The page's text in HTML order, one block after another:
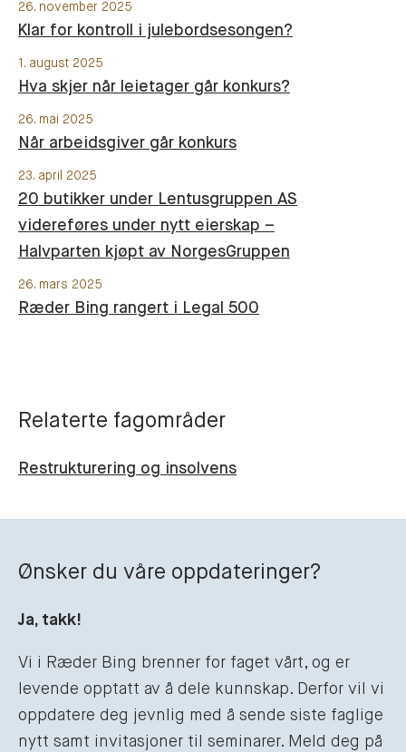
26. november 2025
Klar for kontroll i julebordsesongen?
1. august 2025
Hva skjer når leietager går konkurs?
26. mai 2025
Når arbeidsgiver går konkurs
23. april 2025
20 butikker under Lentusgruppen AS
videreføres under nytt eierskap –
Halvparten kjøpt av NorgesGruppen
26. mars 2025
Ræder Bing rangert i Legal 500
Relaterte fagområder
Restrukturering og insolvens
Ønsker du våre oppdateringer?
Ja, takk!
Vi i Ræder Bing brenner for faget vårt, og er
levende opptatt av å dele kunnskap. Derfor vil vi
oppdatere deg jevnlig med å sende siste faglige
nytt samt invitasjoner til seminarer. Meld deg på